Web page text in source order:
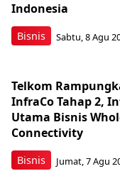
Bisnis
Indonesia
Sabtu, 8 Agu
Bisnis
Telkom
InfraCo Tahap 2,
Utama Bisnis
Connectivity
Jumat, 7 Agu